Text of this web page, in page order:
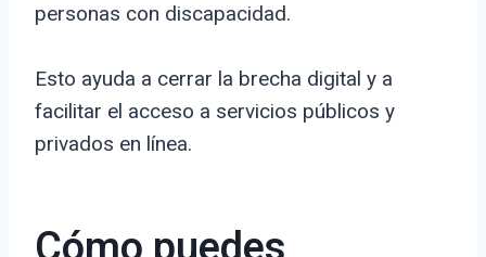
personas con discapacidad.
Esto ayuda a cerrar la brecha digital y a
facilitar el acceso a servicios públicos y
privados en línea.